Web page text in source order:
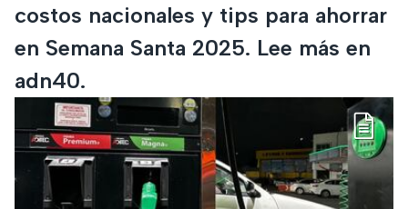
costos nacionales y tips para ahorrar
en Semana Santa 2025. Lee más en
adn40.